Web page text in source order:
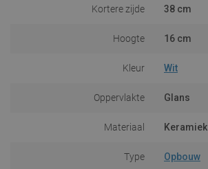
Kortere zijde 38 cm
Hoogte 16 cm
Kleur Wit
Oppervlakte Glans
Materiaal Keramiek
Type Opbouw